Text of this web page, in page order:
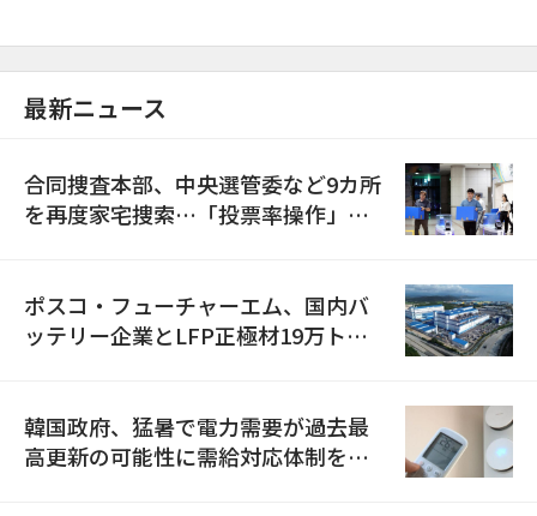
最新ニュース
合同捜査本部、中央選管委など9カ所
を再度家宅捜索…「投票率操作」の
ポスコ・フューチャーエム、国内バ
ッテリー企業とLFP正極材19万トン
韓国政府、猛暑で電力需要が過去最
高更新の可能性に需給対応体制を点